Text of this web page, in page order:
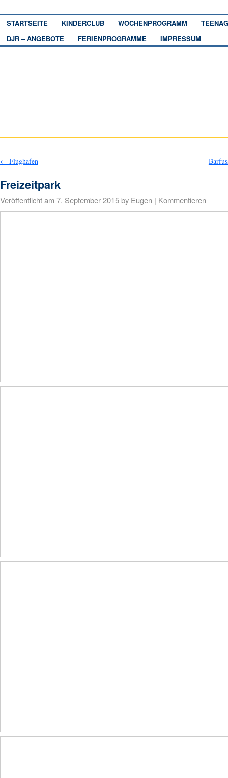
STARTSEITE KINDERCLUB WOCHENPROGRAMM
DJR – ANGEBOTE
FERIENPROGRAMME IMPRESSUM
← Flughafen
Freizeitpark
Veröffentlicht am7. September 2015by Eugen | Kommentieren